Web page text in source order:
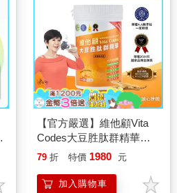
【官方嚴選】維他顧Vita
Codes大豆胜肽群精華
450g-陳月卿推薦(內附湯
79 折 特價 1980 元
加入購物車